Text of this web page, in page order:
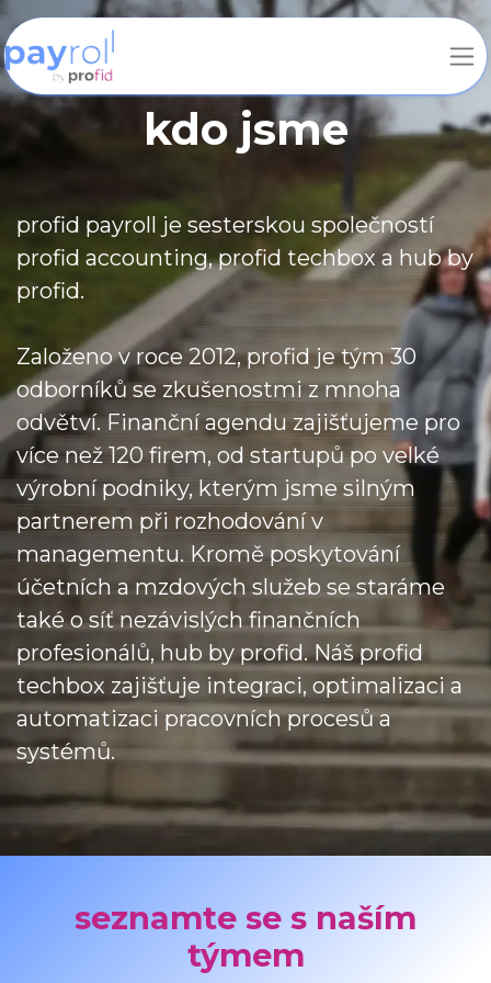
kdo jsme
profid payroll je sesterskou společností
profid accounting, profid techbox a hub by
profid.
Založeno v roce 2012, profid je tým 30
odborníků se zkušenostmi z mnoha
odvětví. Finanční agendu zajišťujeme pro
více než 120 firem, od startupů po velké
výrobní podniky, kterým jsme silným
partnerem při rozhodování v
managementu. Kromě poskytování
účetních a mzdových služeb se staráme
také o síť nezávislých finančních
profesionálů, hub by profid. Náš profid
techbox zajišťuje integraci, optimalizaci a
automatizaci pracovních procesů a
systémů.
seznamte se s naším
týmem